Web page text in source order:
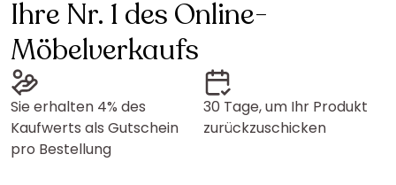
Ihre Nr. 1 des Online-
Möbelverkaufs
Sie erhalten 4% des
Kaufwerts als Gutschein
pro Bestellung
30 Tage, um Ihr Produkt
zurückzuschicken